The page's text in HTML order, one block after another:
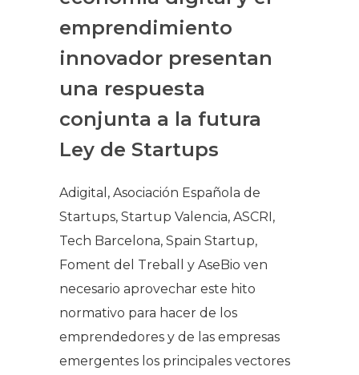
emprendimiento
innovador presentan
una respuesta
conjunta a la futura
Ley de Startups
Adigital, Asociación Española de
Startups, Startup Valencia, ASCRI,
Tech Barcelona, Spain Startup,
Foment del Treball y AseBio ven
necesario aprovechar este hito
normativo para hacer de los
emprendedores y de las empresas
emergentes los principales vectores